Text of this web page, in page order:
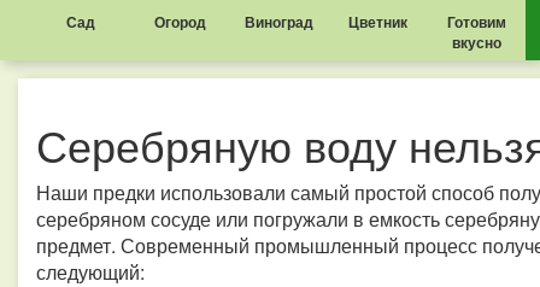
Сад Огород Виноград Цветник
Готовим
вкусно
Серебряную воду
Наши предки использовали самый простой способ
серебряном сосуде или погружали в емкость
предмет. Современный промышленный процесс
следующий: